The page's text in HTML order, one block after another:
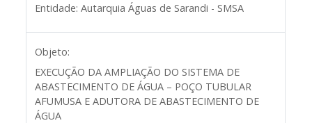
Entidade: Autarquia Águas de Sarandi - SMSA
Objeto:
EXECUÇÃO DA AMPLIAÇÃO DO SISTEMA DE
ABASTECIMENTO DE ÁGUA – POÇO TUBULAR
AFUMUSA E ADUTORA DE ABASTECIMENTO DE
ÁGUA